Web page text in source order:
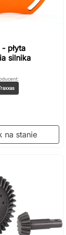
płyta
silnika
na stanie